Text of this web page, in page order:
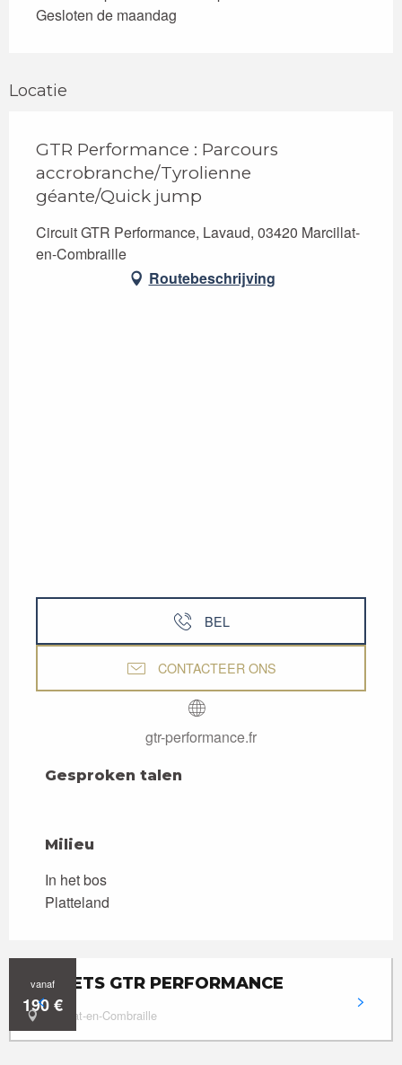
Gesloten de maandag
Locatie
GTR Performance : Parcours
accrobranche/Tyrolienne
géante/Quick jump
Circuit GTR Performance, Lavaud, 03420 Marcillat-
en-Combraille
Routebeschrijving
BEL
CONTACTEER ONS
gtr-performance.fr
Gesproken talen
Gesproken talen
Milieu
Milieu
In het bos
Platteland
vanaf
190€
CHALETS GTR PERFORMANCE
Marcillat-en-Combraille